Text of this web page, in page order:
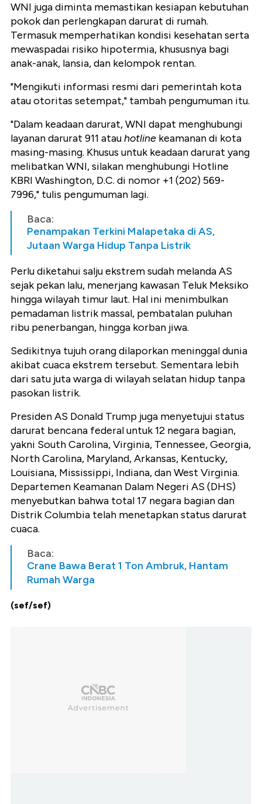
WNI juga diminta memastikan kesiapan kebutuhan
pokok dan perlengkapan darurat di rumah.
Termasuk memperhatikan kondisi kesehatan serta
mewaspadai risiko hipotermia, khususnya bagi
anak-anak, lansia, dan kelompok rentan.
"Mengikuti informasi resmi dari pemerintah kota
atau otoritas setempat," tambah pengumuman itu.
"Dalam keadaan darurat, WNI dapat menghubungi
layanan darurat 911 atauhotline keamanan di kota
masing-masing. Khusus untuk keadaan darurat yang
melibatkan WNI, silakan menghubungi Hotline
KBRI Washington, D.C. di nomor +1 (202) 569-
7996," tulis pengumuman lagi.
Baca:
Penampakan Terkini Malapetaka di AS,
Jutaan Warga Hidup Tanpa Listrik
Perlu diketahui salju ekstrem sudah melanda AS
sejak pekan lalu, menerjang kawasan Teluk Meksiko
hingga wilayah timur laut. Hal ini menimbulkan
pemadaman listrik massal, pembatalan puluhan
ribu penerbangan, hingga korban jiwa.
Sedikitnya tujuh orang dilaporkan meninggal dunia
akibat cuaca ekstrem tersebut. Sementara lebih
dari satu juta warga di wilayah selatan hidup tanpa
pasokan listrik.
Presiden AS Donald Trump juga menyetujui status
darurat bencana federal untuk 12 negara bagian,
yakni South Carolina, Virginia, Tennessee, Georgia,
North Carolina, Maryland, Arkansas, Kentucky,
Louisiana, Mississippi, Indiana, dan West Virginia.
Departemen Keamanan Dalam Negeri AS (DHS)
menyebutkan bahwa total 17 negara bagian dan
Distrik Columbia telah menetapkan status darurat
cuaca.
Baca:
Crane Bawa Berat 1 Ton Ambruk, Hantam
Rumah Warga
(sef/sef)